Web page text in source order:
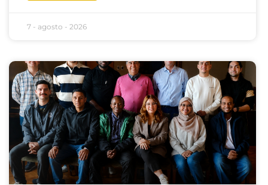
7 - agosto - 2026